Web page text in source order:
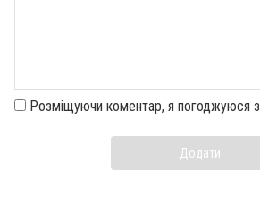
Розміщуючи коментар, я погоджуюся з
Додати